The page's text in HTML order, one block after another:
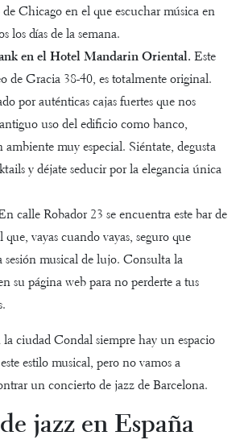
Chicago en el que escuchar música en
los días de la semana.
en el Hotel Mandarin Oriental. Este
de Gracia 38-40, es totalmente original.
por auténticas cajas fuertes que nos
uso del edificio como banco,
muy especial. Siéntate, degusta
y déjate seducir por la elegancia única
calle Robador 23 se encuentra este bar de
que, vayas cuando vayas, seguro que
sesión musical de lujo. Consulta la
su página web para no perderte a tus
ciudad Condal siempre hay un espacio
estilo musical, pero no vamos a
un concierto de jazz de Barcelona.
jazz en España